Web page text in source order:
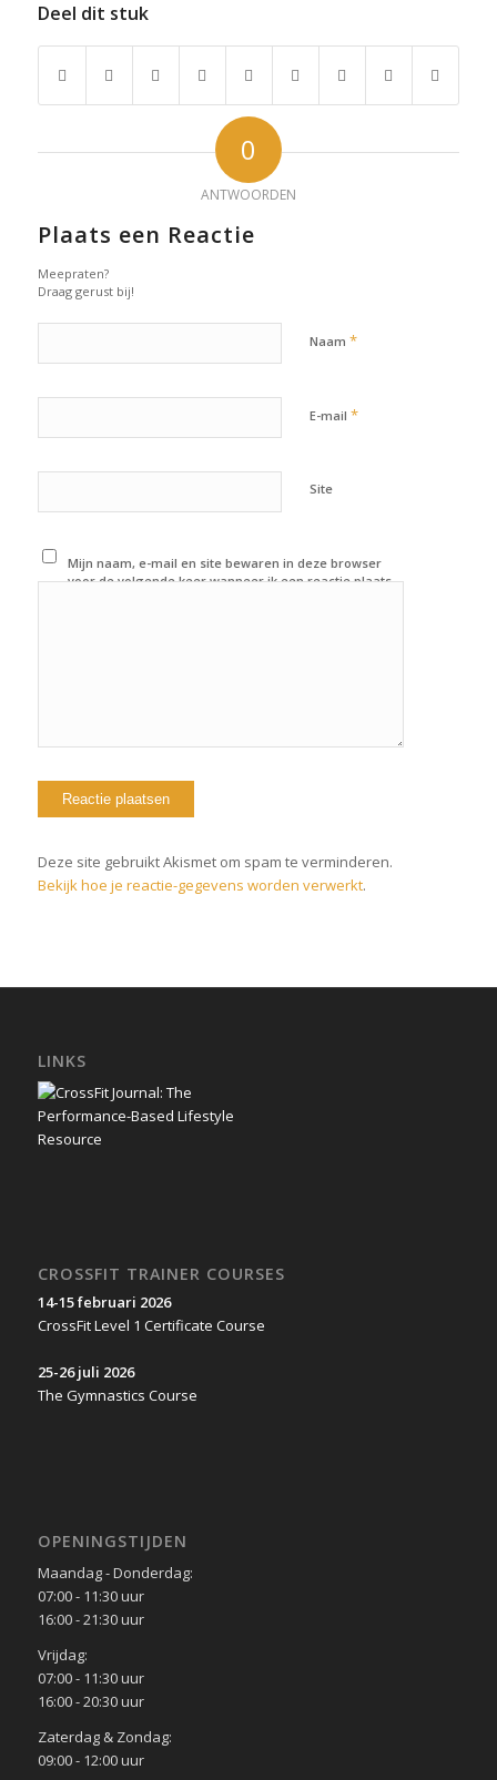
Deel dit stuk
0
ANTWOORDEN
Plaats een Reactie
Meepraten?
Draag gerust bij!
Naam *
E-mail *
Site
Mijn naam, e-mail en site bewaren in deze browser
voor de volgende keer wanneer ik een reactie plaats.
Deze site gebruikt Akismet om spam te verminderen.
Bekijk hoe je reactie-gegevens worden verwerkt.
LINKS
CROSSFIT TRAINER COURSES
14-15 februari 2026
CrossFit Level 1 Certificate Course
25-26 juli 2026
The Gymnastics Course
OPENINGSTIJDEN
Maandag - Donderdag:
07:00 - 11:30 uur
16:00 - 21:30 uur
Vrijdag:
07:00 - 11:30 uur
16:00 - 20:30 uur
Zaterdag & Zondag:
09:00 - 12:00 uur